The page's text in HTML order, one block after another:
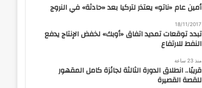
أمين عام «ناتو» يعتذر لتركيا بعد «حادثة» في النروج
18/11/2017
تبدد توقعات تمديد اتفاق «أوبك» لخفض الإنتاج يدفع
النفط للارتفاع
منذ 23 ساعة
قريبًا.. انطلاق الدورة الثالثة لجائزة كامل المقهور
للقصة القصيرة